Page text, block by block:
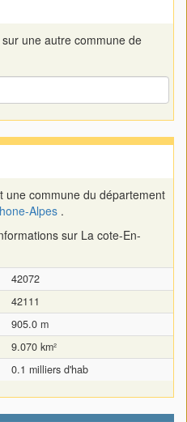
une autre commune de
une commune du département
Alpes .
sur La cote-En-
42072
42111
905.0 m
9.070 km²
0.1 milliers d'hab